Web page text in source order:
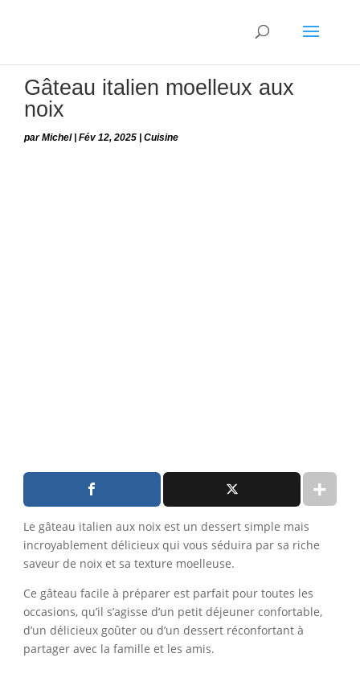
Gâteau italien moelleux aux
noix
parMichel| Fév 12, 2025 Cuisine
Le gâteau italien aux noix est un dessert simple mais
incroyablement délicieux qui vous séduira par sa riche
saveur de noix et sa texture moelleuse.
Ce gâteau facile à préparer est parfait pour toutes les
occasions, qu’il s’agisse d’un petit déjeuner confortable,
d’un délicieux goûter ou d’un dessert réconfortant à
partager avec la famille et les amis.